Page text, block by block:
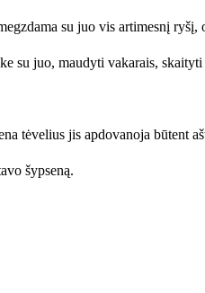
su juo vis artimesnį ryšį,
juo, maudyti vakarais, skaityti
tėvelius jis apdovanoja būtent
šypseną.